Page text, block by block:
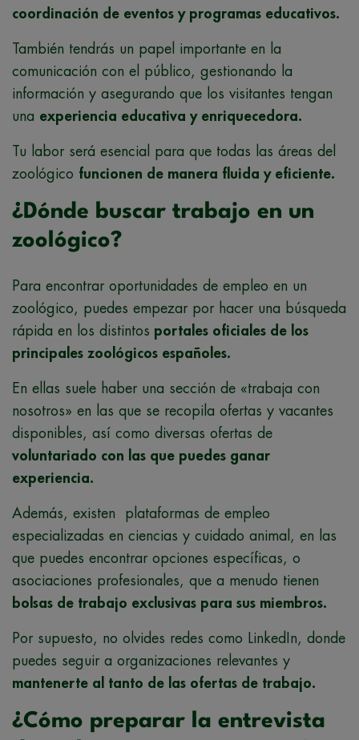
coordinación de eventos y programas educativos.
También tendrás un papel importante en la
comunicación con el público, gestionando la
información y asegurando que los visitantes tengan
una experiencia educativa y enriquecedora.
Tu labor será esencial para que todas las áreas del
zoológico funcionen de manera fluida y eficiente.
¿Dónde buscar trabajo en un
zoológico?
Para encontrar oportunidades de empleo en un
zoológico, puedes empezar por hacer una búsqueda
rápida en los distintos portales oficiales de los
principales zoológicos españoles.
En ellas suele haber una sección de «trabaja con
nosotros» en las que se recopila ofertas y vacantes
disponibles, así como diversas ofertas de
voluntariado con las que puedes ganar
experiencia.
Además, existen plataformas de empleo
especializadas en ciencias y cuidado animal, en las
que puedes encontrar opciones específicas, o
asociaciones profesionales, que a menudo tienen
bolsas de trabajo exclusivas para sus miembros.
Por supuesto, no olvides redes como LinkedIn, donde
puedes seguir a organizaciones relevantes y
mantenerte al tanto de las ofertas de trabajo.
¿Cómo preparar la entrevista